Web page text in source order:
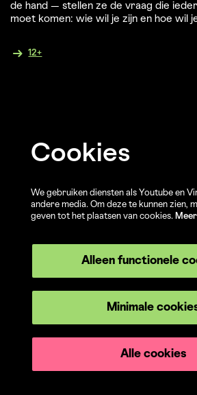
de hand — stellen ze de vraag die
moet komen: wie wil je zijn en hoe wil
12+
Cookies
We gebruiken diensten als Youtube en
andere media. Om deze te kunnen zien,
geven tot het plaatsen van cookies.
Alleen functionele
Minimale
Alle cookies